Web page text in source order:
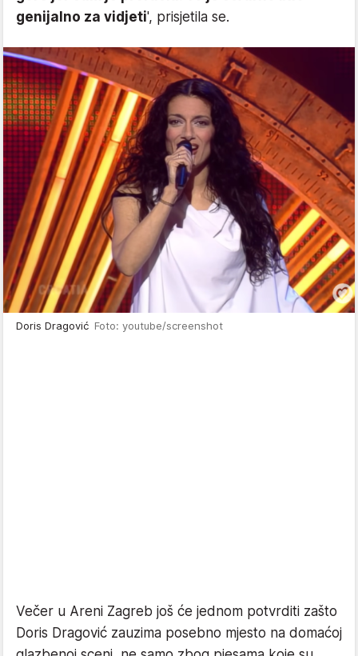
genijalno za vidjeti', prisjetila se.
Doris Dragović Foto: youtube/screenshot
Večer u Areni Zagreb još će jednom potvrditi zašto
Doris Dragović zauzima posebno mjesto na domaćoj